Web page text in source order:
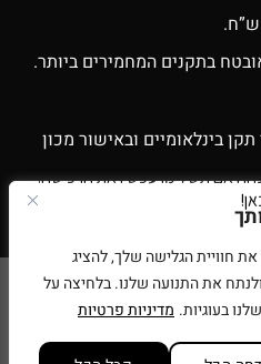
חוויית הגלישה שלך, להציג
את התנועה שלנו. בלחיצה על
בעוגיות. מדיניות פרטיות
בתקנים המחמירים ביותר.
בינלאומיים ובאישור מכון
American
Express
Apple
Pay
Google
Pay
של ספירלה צעצועים?